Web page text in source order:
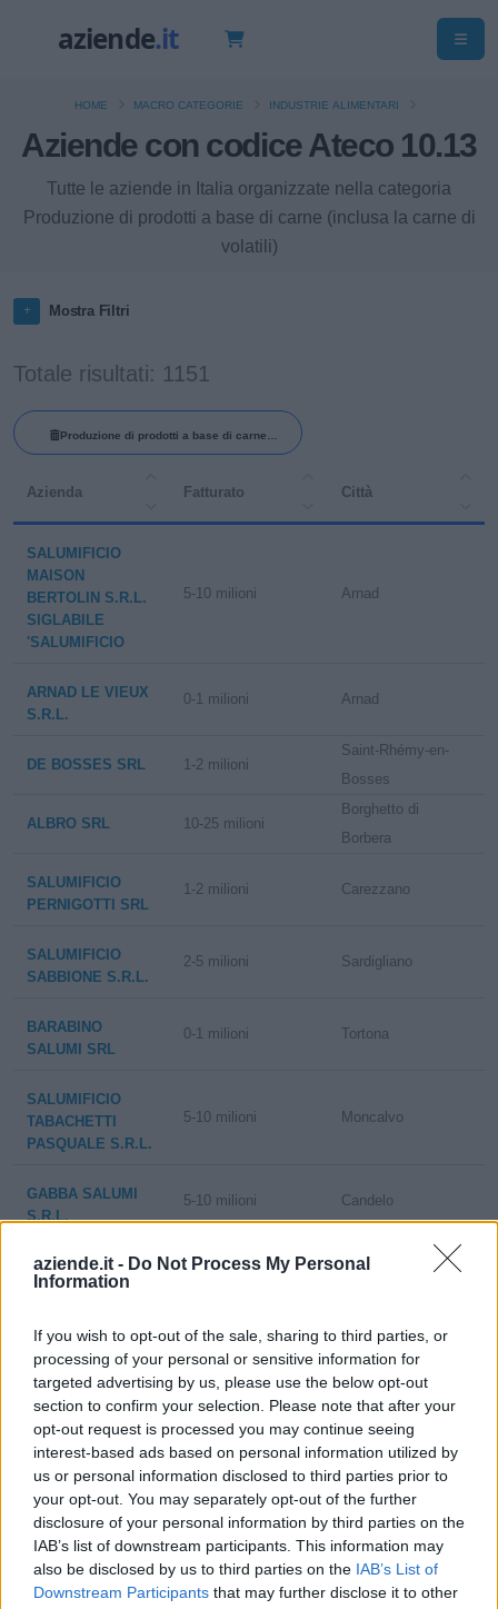
aziende.it - Do Not Process My Personal
Information
If you wish to opt-out of the sale, sharing to third parties, or
processing of your personal or sensitive information for
targeted advertising by us, please use the below opt-out
section to confirm your selection. Please note that after your
opt-out request is processed you may continue seeing
interest-based ads based on personal information utilized by
us or personal information disclosed to third parties prior to
your opt-out. You may separately opt-out of the further
disclosure of your personal information by third parties on the
IAB’s list of downstream participants. This information may
also be disclosed by us to third parties on the IAB’s List of
Downstream Participants that may further disclose it to other
Aziende con codice Ateco 10.13
Tutte le aziende in Italia organizzate nella categoria
Produzione di prodotti a base di carne (inclusa la carne di
volatili)
HOME MACRO CATEGORIE INDUSTRIE ALIMENTARI
Mostra Filtri
Totale risultati: 1151
Produzione di prodotti a base di carne
Azienda Fatturato Città
SALUMIFICIO
MAISON
BERTOLIN S.R.L.
SIGLABILE
'SALUMIFICIO
5-10 milioni Arnad
ARNAD LE VIEUX
S.R.L.
0-1 milioni Arnad
DE BOSSES SRL 1-2 milioni
Saint-Rhémy-en-
Bosses
ALBRO SRL 10-25 milioni
Borghetto di
Borbera
SALUMIFICIO
PERNIGOTTI SRL
1-2 milioni Carezzano
SALUMIFICIO
SABBIONE S.R.L.
2-5 milioni Sardigliano
BARABINO
SALUMI SRL
0-1 milioni Tortona
SALUMIFICIO
TABACHETTI
PASQUALE S.R.L.
5-10 milioni Moncalvo
GABBA SALUMI
S.R.L.
5-10 milioni Candelo
SALUMIFICIO DI
VIGLIANO SRL
1-2 milioni Vigliano Biellese
CAVALLO F.LLI
SALUMIFICIO SRL
A SOCIO UNICO
5-10 milioni Beinette
CHIAPELLA SRL 2-5 milioni Clavesana
I LAURI -
SOCIETA'
AGRICOLA
COOPERATIVA
1-2 milioni
SALUMIFICIO